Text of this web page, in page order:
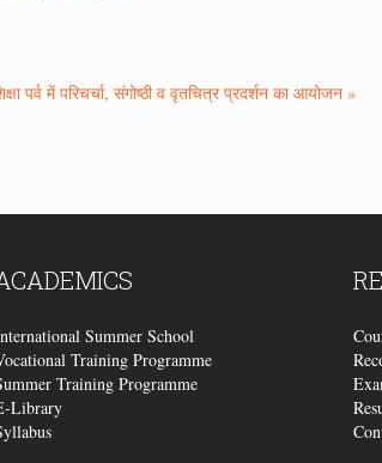
पर्व में परिचर्चा, संगोष्ठी व वृतचित्र प्रदर्शन का आयोजन »
Summer School
Training Programme
Training Programme
Library